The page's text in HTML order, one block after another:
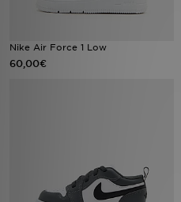
Nike Air Force 1 Low
60,00€
FAQs